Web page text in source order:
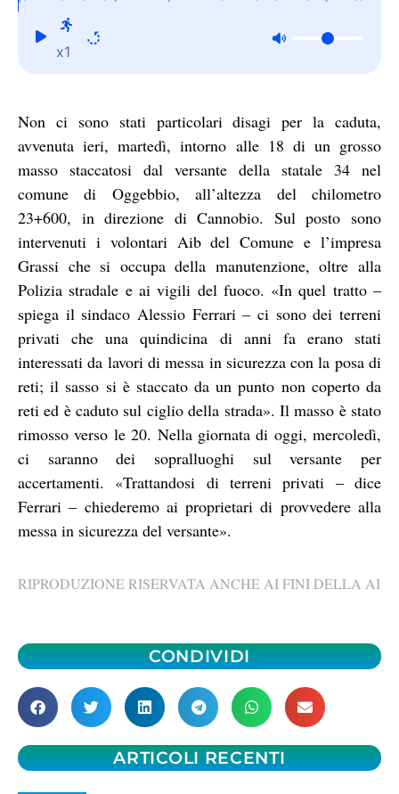
x1
Non ci sono stati particolari disagi per la caduta,
avvenuta ieri, martedì, intorno alle 18 di un grosso
masso staccatosi dal versante della statale 34 nel
comune di Oggebbio, all’altezza del chilometro
23+600, in direzione di Cannobio. Sul posto sono
intervenuti i volontari Aib del Comune e l’impresa
Grassi che si occupa della manutenzione, oltre alla
Polizia stradale e ai vigili del fuoco. «In quel tratto –
spiega il sindaco Alessio Ferrari – ci sono dei terreni
privati che una quindicina di anni fa erano stati
interessati da lavori di messa in sicurezza con la posa di
reti; il sasso si è staccato da un punto non coperto da
reti ed è caduto sul ciglio della strada». Il masso è stato
rimosso verso le 20. Nella giornata di oggi, mercoledì,
ci saranno dei sopralluoghi sul versante per
accertamenti. «Trattandosi di terreni privati – dice
Ferrari – chiederemo ai proprietari di provvedere alla
messa in sicurezza del versante».
RIPRODUZIONE RISERVATA ANCHE AI FINI DELLA AI
CONDIVIDI
ARTICOLI RECENTI